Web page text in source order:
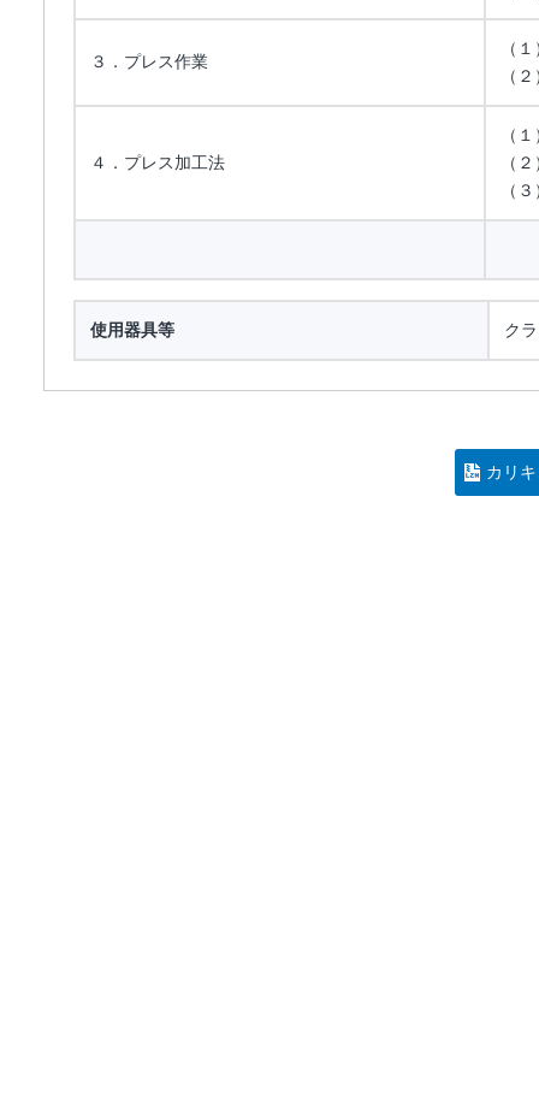
３．プレス作業
（
（
４．プレス加工法
（
（
（
使用器具等 ク
カリ